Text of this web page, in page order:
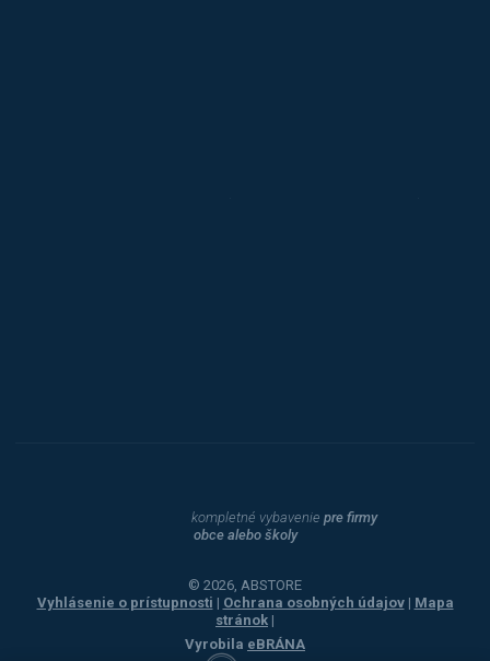
kompletné vybavenie pre firmy
obce alebo školy
© 2026, ABSTORE
Vyhlásenie o prístupnosti | Ochrana osobných údajov | Mapa
stránok |
Vyrobila eBRÁNA